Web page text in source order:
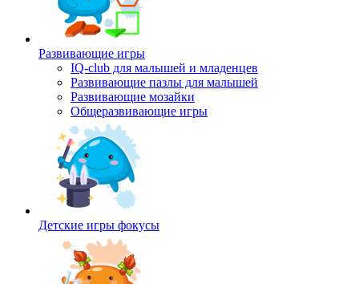
Развивающие игры
IQ-club для малышей и младенцев
Развивающие пазлы для малышей
Развивающие мозайки
Общеразвивающие игры
Детские игры фокусы